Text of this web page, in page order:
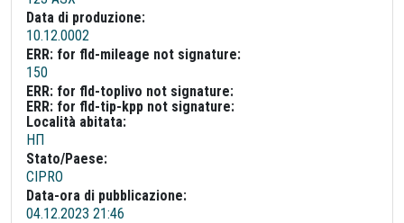
Data di produzione:
10.12.0002
ERR: for fld-mileage not signature:
150
ERR: for fld-toplivo not signature:
ERR: for fld-tip-kpp not signature:
Località abitata:
НП
Stato/Paese:
CIPRO
Data-ora di pubblicazione:
04.12.2023 21:46